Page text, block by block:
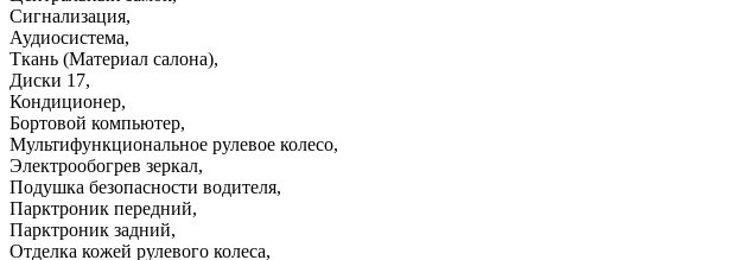
Сигнализация,
Аудиосистема,
Ткань (Материал салона),
Диски 17,
Кондиционер,
Бортовой компьютер,
Мультифункциональное рулевое колесо,
Электрообогрев зеркал,
Подушка безопасности водителя,
Парктроник передний,
Парктроник задний,
Отделка кожей рулевого колеса,